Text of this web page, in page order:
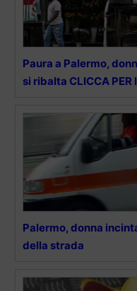
Paura a Palermo,
si ribalta CLICCA PER
Palermo, donna
della strada